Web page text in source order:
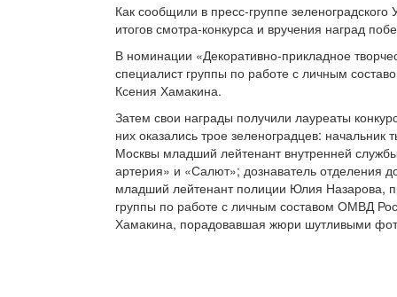
Как сообщили в пресс-группе
итогов смотра-конкурса и вручения наград
В номинации «Декоративно-прикладное
специалист группы по работе с личным
Ксения Хамакина.
Затем свои награды получили лауреаты
них оказались трое зеленоградцев:
Москвы младший лейтенант внутренней
артерия» и «Салют»; дознаватель отделения
младший лейтенант полиции Юлия Назарова,
группы по работе с личным составом ОМВД
Хамакина, порадовавшая жюри шутливыми